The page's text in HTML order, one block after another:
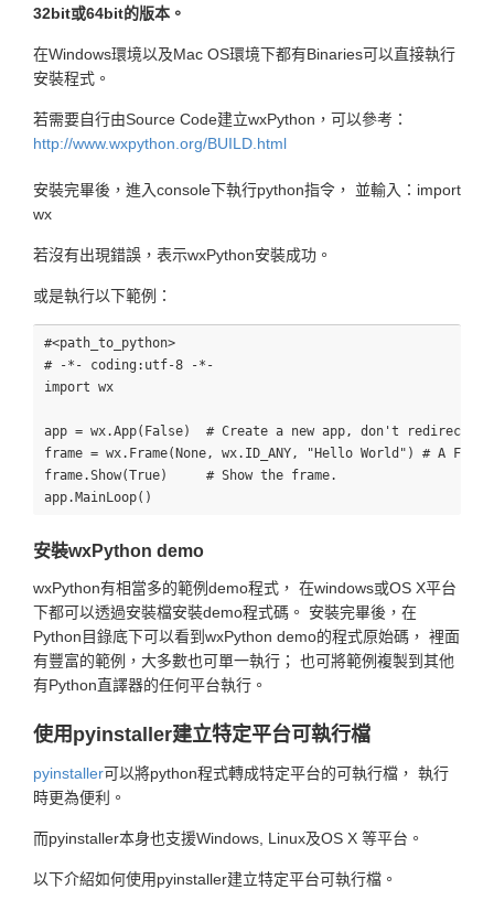
32bit或64bit的版本。
在Windows環境以及Mac OS環境下都有Binaries可以直接執行
安裝程式。
若需要自行由Source Code建立wxPython，可以參考：
http://www.wxpython.org/BUILD.html
安裝完畢後，進入console下執行python指令， 並輸入：import
wx
若沒有出現錯誤，表示wxPython安裝成功。
或是執行以下範例：
#<path_to_python>
# -*- coding:utf-8 -*-
import wx
app = wx.App(False)  # Create a new app, don't redirect
frame = wx.Frame(None, wx.ID_ANY, "Hello World") # A
frame.Show(True)     # Show the frame.
安裝wxPython demo
wxPython有相當多的範例demo程式， 在windows或OS X平台
下都可以透過安裝檔安裝demo程式碼。 安裝完畢後，在
Python目錄底下可以看到wxPython demo的程式原始碼， 裡面
有豐富的範例，大多數也可單一執行； 也可將範例複製到其他
有Python直譯器的任何平台執行。
使用pyinstaller建立特定平台可執行檔
pyinstaller可以將python程式轉成特定平台的可執行檔， 執行
時更為便利。
而pyinstaller本身也支援Windows, Linux及OS X 等平台。
以下介紹如何使用pyinstaller建立特定平台可執行檔。